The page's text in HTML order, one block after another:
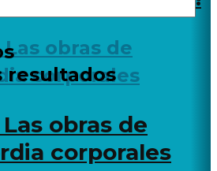
obras de
corporales
resultados